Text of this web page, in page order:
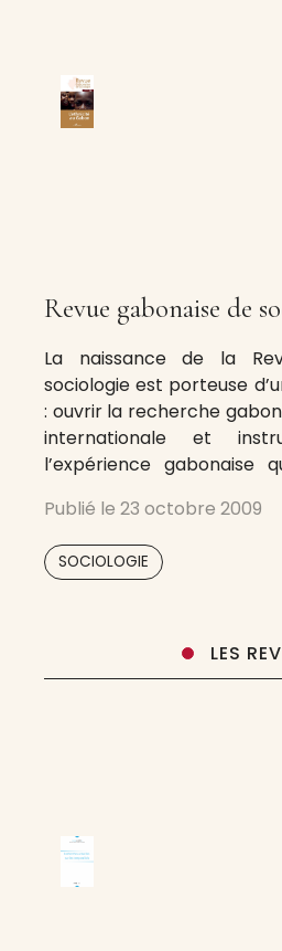
Revue gabonaise de
La naissance de la
sociologie est porteuse
: ouvrir la recherche
internationale et
l’expérience gabonaise
nationale de la
s’enracine la pratique de
sociales.
Publié le 23 octobre 2009
SOCIOLOGIE
LES